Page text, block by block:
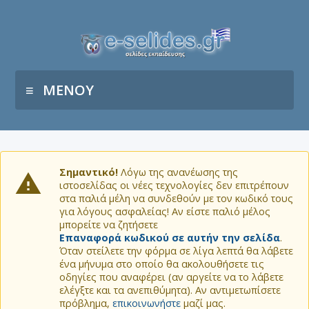
ΜΕΝΟΥ
Σημαντικό! Λόγω της ανανέωσης της
ιστοσελίδας οι νέες τεχνολογίες δεν επιτρέπουν
στα παλιά μέλη να συνδεθούν με τον κωδικό τους
για λόγους ασφαλείας! Αν είστε παλιό μέλος
μπορείτε να ζητήσετε
Επαναφορά κωδικού σε αυτήν την σελίδα.
Όταν στείλετε την φόρμα σε λίγα λεπτά θα λάβετε
ένα μήνυμα στο οποίο θα ακολουθήσετε τις
οδηγίες που αναφέρει (αν αργείτε να το λάβετε
ελέγξτε και τα ανεπιθύμητα). Αν αντιμετωπίσετε
πρόβλημα, επικοινωνήστε μαζί μας.